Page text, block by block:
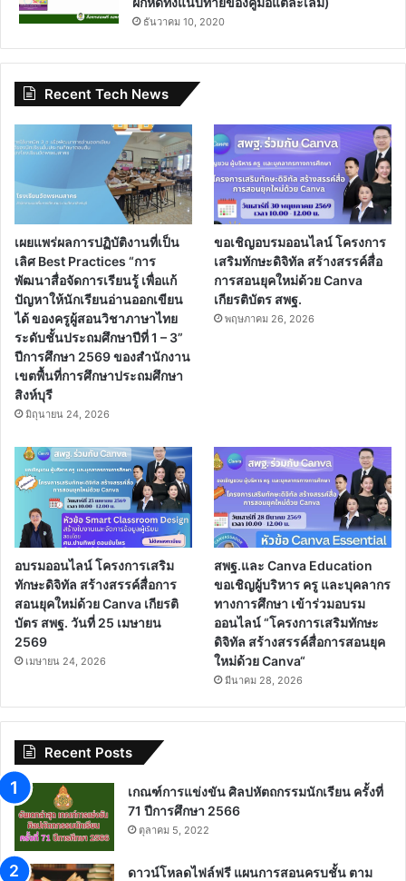
ธันวาคม 10, 2020
Recent Tech News
เผยแพร่ผลการปฏิบัติงานที่เป็น
เลิศ Best Practices “การ
พัฒนาสื่อจัดการเรียนรู้ เพื่อแก้
ปัญหาให้นักเรียนอ่านออกเขียน
ได้ ของครูผู้สอนวิชาภาษาไทย
ระดับชั้นประถมศึกษาปีที่ 1 – 3”
ปีการศึกษา 2569 ของสำนักงาน
เขตพื้นที่การศึกษาประถมศึกษา
สิงห์บุรี
มิถุนายน 24, 2026
ขอเชิญอบรมออนไลน์ โครงการ
เสริมทักษะดิจิทัล สร้างสรรค์สื่อ
การสอนยุคใหม่ด้วย Canva
เกียรติบัตร สพฐ.
พฤษภาคม 26, 2026
อบรมออนไลน์ โครงการเสริม
ทักษะดิจิทัล สร้างสรรค์สื่อการ
สอนยุคใหม่ด้วย Canva เกียรติ
บัตร สพฐ. วันที่ 25 เมษายน
2569
เมษายน 24, 2026
สพฐ.และ Canva Education
ขอเชิญผู้บริหาร ครู และบุคลากร
ทางการศึกษา เข้าร่วมอบรม
ออนไลน์ “โครงการเสริมทักษะ
ดิจิทัล สร้างสรรค์สื่อการสอนยุค
ใหม่ด้วย Canva“
มีนาคม 28, 2026
Recent Posts
เกณฑ์การแข่งขัน ศิลปหัตถกรรมนักเรียน ครั้งที่
71 ปีการศึกษา 2566
ตุลาคม 5, 2022
ดาวน์โหลดไฟล์ฟรี แผนการสอนครบชั้น ตาม